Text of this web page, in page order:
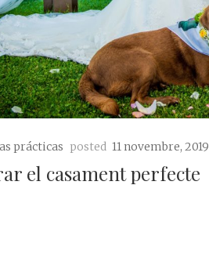
prácticas posted 11 novembre, 2019
el casament perfecte